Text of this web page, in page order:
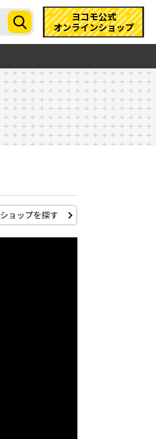
ヨコモ公式
オンラインショップ
ショップを探す